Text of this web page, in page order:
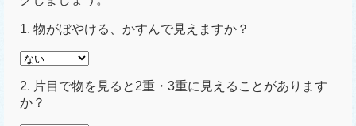
1. 物がぼやける、かすんで見えますか？
2. 片目で物を見ると2重・3重に見えることがあります
か？